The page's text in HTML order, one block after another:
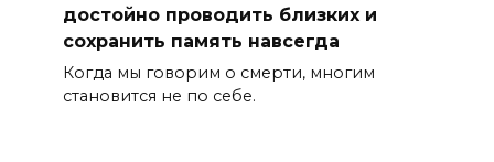
достойно проводить близких и
сохранить память навсегда
Когда мы говорим о смерти, многим
становится не по себе.